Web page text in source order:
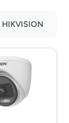
HIKVISION